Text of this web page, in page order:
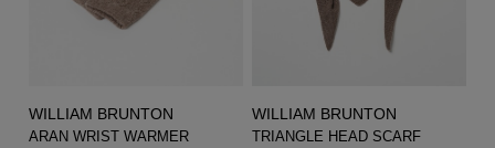
WILLIAM BRUNTON
ARAN WRIST WARMER
WILLIAM BRUNTON
TRIANGLE HEAD SCARF